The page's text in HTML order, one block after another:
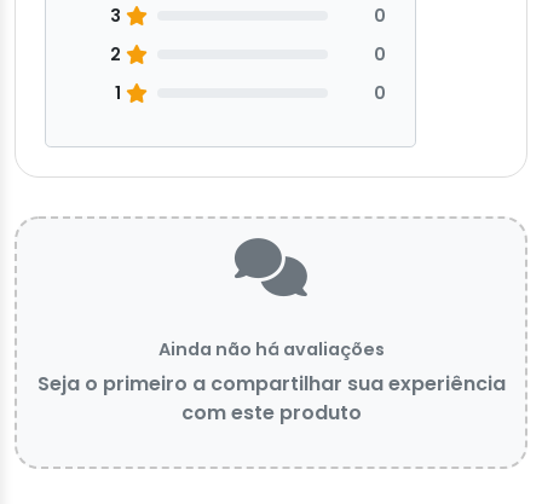
3
0
2
0
1
0
Ainda não há avaliações
Seja o primeiro a compartilhar sua experiência
com este produto